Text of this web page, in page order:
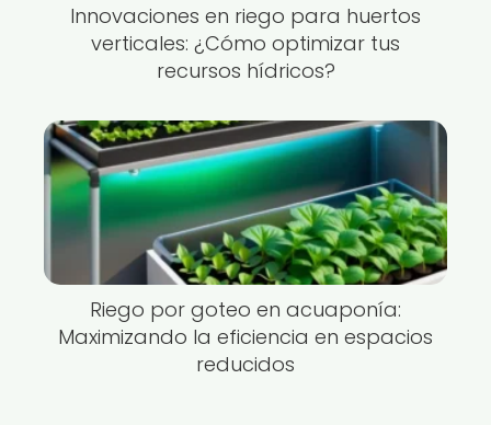
Innovaciones en riego para huertos
verticales: ¿Cómo optimizar tus
recursos hídricos?
Riego por goteo en acuaponía:
Maximizando la eficiencia en espacios
reducidos